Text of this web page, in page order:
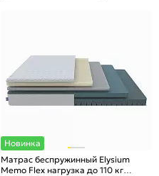
Новинка
Матрас беспружинный Elysium
Memo Flex нагрузка до 110 кг